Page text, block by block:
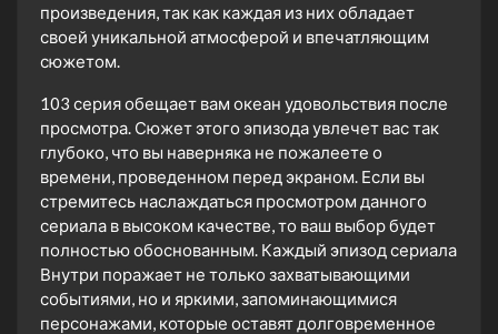
произведения, так как каждая из них обладает
своей уникальной атмосферой и впечатляющим
сюжетом.
103 серия обещает вам океан удовольствия после
просмотра. Сюжет этого эпизода увлечет вас так
глубоко, что вы наверняка не пожалеете о
времени, проведенном перед экраном. Если вы
стремитесь наслаждаться просмотром данного
сериала в высоком качестве, то ваш выбор будет
полностью обоснованным. Каждый эпизод сериала
Внутри поражает не только захватывающими
событиями, но и яркими, запоминающимися
персонажами, которые оставят долговременное